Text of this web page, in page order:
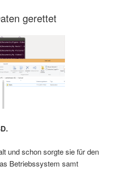
gerettet
und schon sorgte sie für den
Betriebssystem samt